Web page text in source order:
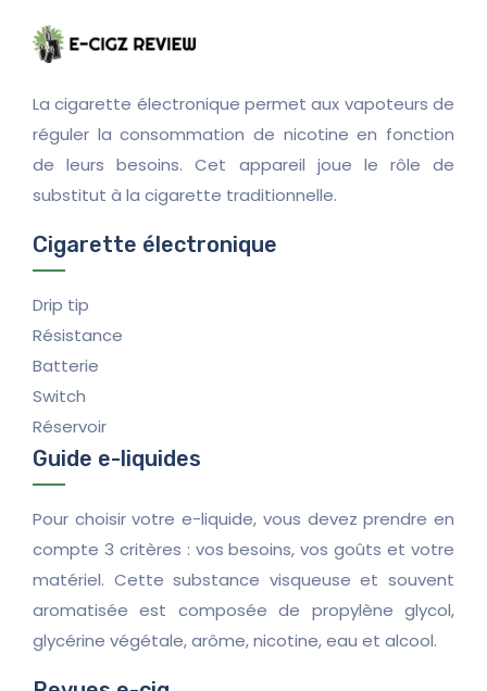
La cigarette électronique permet aux vapoteurs de
réguler la consommation de nicotine en fonction
de leurs besoins. Cet appareil joue le rôle de
substitut à la cigarette traditionnelle.
Cigarette électronique
Drip tip
Résistance
Batterie
Switch
Réservoir
Guide e-liquides
Pour choisir votre e-liquide, vous devez prendre en
compte 3 critères : vos besoins, vos goûts et votre
matériel. Cette substance visqueuse et souvent
aromatisée est composée de propylène glycol,
glycérine végétale, arôme, nicotine, eau et alcool.